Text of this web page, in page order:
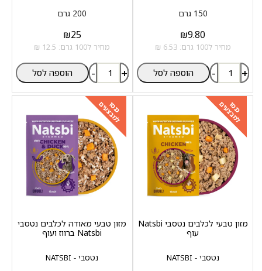
150 גרם
₪9.80
מחיר ל100 גרם: 6.53 ₪
- + הוספה לסל
200 גרם
₪25
מחיר ל100 גרם: 12.5 ₪
- + הוספה לסל
כנסו
למבצעים
נטסבי - NATSBI
מזון טבעי לכלבים נטסבי Natsbi
עוף
כנסו
למבצעים
נטסבי - NATSBI
מזון טבעי מאודה לכלבים נטסבי
Natsbi ברווז ועוף